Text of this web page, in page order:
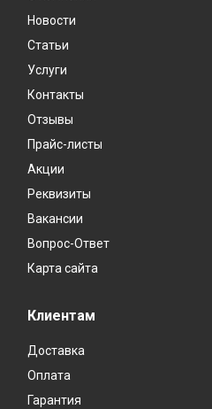
Новости
Статьи
Услуги
Контакты
Отзывы
Прайс-листы
Акции
Реквизиты
Вакансии
Вопрос-Ответ
Карта сайта
Клиентам
Доставка
Оплата
Гарантия